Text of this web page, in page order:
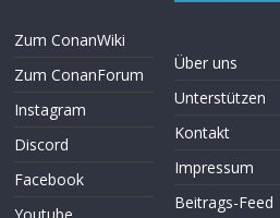
Zum ConanWiki
Zum ConanForum
Instagram
Discord
Facebook
Youtube
Über uns
Unterstützen
Kontakt
Impressum
Beitrags-Feed